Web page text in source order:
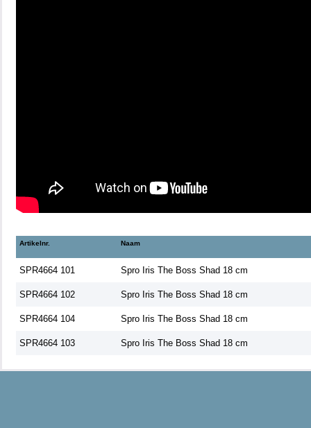
Artikelnr. Naam
SPR4664 101 Spro Iris The Boss Shad 18 cm
SPR4664 102 Spro Iris The Boss Shad 18 cm
SPR4664 104 Spro Iris The Boss Shad 18 cm
SPR4664 103 Spro Iris The Boss Shad 18 cm